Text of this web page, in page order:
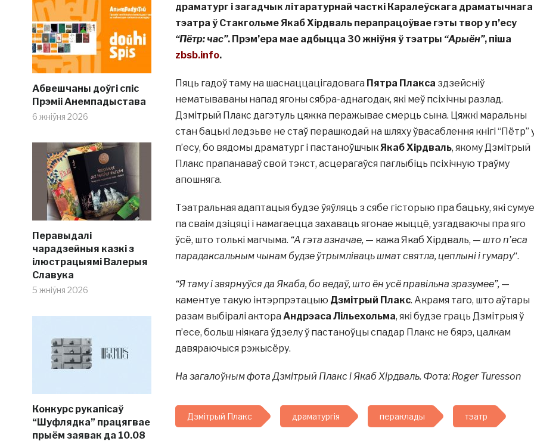
Абвешчаны доўгі спіс
Прэміі Анемпадыстава
6 жніўня 2026
Перавыдалі
чарадзейныя казкі з
ілюстрацыямі Валерыя
Славука
5 жніўня 2026
Конкурс рукапісаў
“Шуфлядка” працягвае
прыём заявак да 10.08
драматург і загадчык літаратурнай часткі Каралеўскага драматычнага
тэатра ў Стакгольме Якаб Хірдваль перапрацоўвае гэты твор у п’есу
“Пётр: час”. Прэм’ера мае адбыцца 30 жніўня ў тэатры “Арыён”, піша
zbsb.info.
Пяць гадоў таму на шаснаццацігадовага Пятра Плакса здзейсніў
нематываваны напад ягоны сябра-аднагодак, які меў псіхічны разлад.
Дзмітрый Плакс дагэтуль цяжка перажывае смерць сына. Цяжкі маральны
стан бацькі ледзьве не стаў перашкодай на шляху ўвасаблення кнігі “Пётр”
п’есу, бо вядомы драматург і пастаноўшчык Якаб Хірдваль, якому Дзмітрый
Плакс прапанаваў свой тэкст, асцерагаўся паглыбіць псіхічную траўму
апошняга.
Тэатральная адаптацыя будзе ўяўляць з сябе гісторыю пра бацьку, які сумуе
па сваім дзіцяці і намагаецца захаваць ягонае жыццё, узгадваючы пра яго
ўсё, што толькі магчыма. “А гэта азначае,— кажа Якаб Хірдваль, — што п’еса
парадаксальным чынам будзе ўтрымліваць шмат святла, цеплыні і гумару“.
“Я таму і звярнуўся да Якаба, бо ведаў, што ён усё правільна зразумее”,—
каментуе такую інтэрпрэтацыю Дзмітрый Плакс. Акрамя таго, што аўтары
разам выбіралі актора Андрэаса Лільехольма, які будзе граць Дзмітрыя ў
п’есе, больш ніякага ўдзелу ў пастаноўцы спадар Плакс не бярэ, цалкам
давяраючыся рэжысёру.
На загалоўным фота Дзмітрый Плакс і Якаб Хірдваль. Фота: Roger Turesson
Дзмітрый Плакс драматургія пераклады тэатр